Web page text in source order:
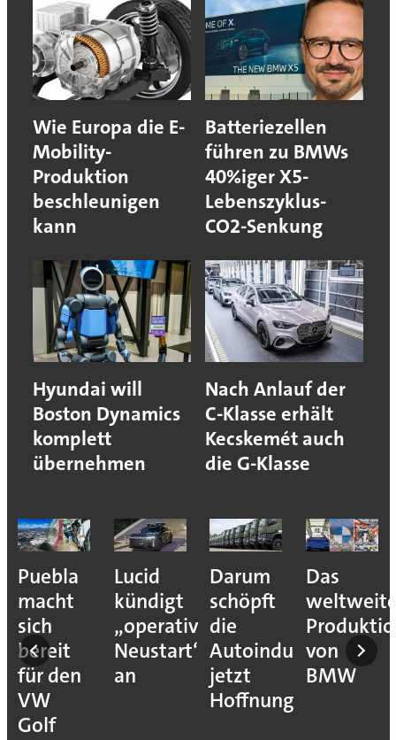
Wie Europa die E-
Mobility-
Produktion
beschleunigen
kann
Batteriezellen
führen zu BMWs
40%iger X5-
Lebenszyklus-
CO2-Senkung
Hyundai will
Boston Dynamics
komplett
übernehmen
Nach Anlauf der
C-Klasse erhält
Kecskemét auch
die G-Klasse
Puebla
macht
sich
bereit
für den
VW
Golf
Lucid
kündigt
„operativen
Neustart“
an
Darum
schöpft
die
Autoindustrie
jetzt
Hoffnung
Das
von
BMW